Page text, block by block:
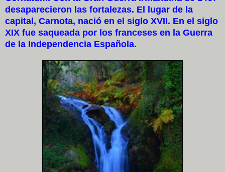
desaparecieron las fortalezas. El lugar de la
capital, Carnota, nació en el siglo XVII. En el siglo
XIX fue saqueada por los franceses en la Guerra
de la Independencia Española.